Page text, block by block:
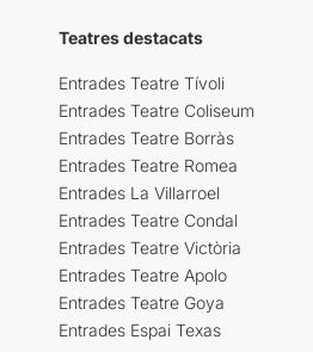
Teatres destacats
Entrades Teatre Tívoli
Entrades Teatre Coliseum
Entrades Teatre Borràs
Entrades Teatre Romea
Entrades La Villarroel
Entrades Teatre Condal
Entrades Teatre Victòria
Entrades Teatre Apolo
Entrades Teatre Goya
Entrades Espai Texas